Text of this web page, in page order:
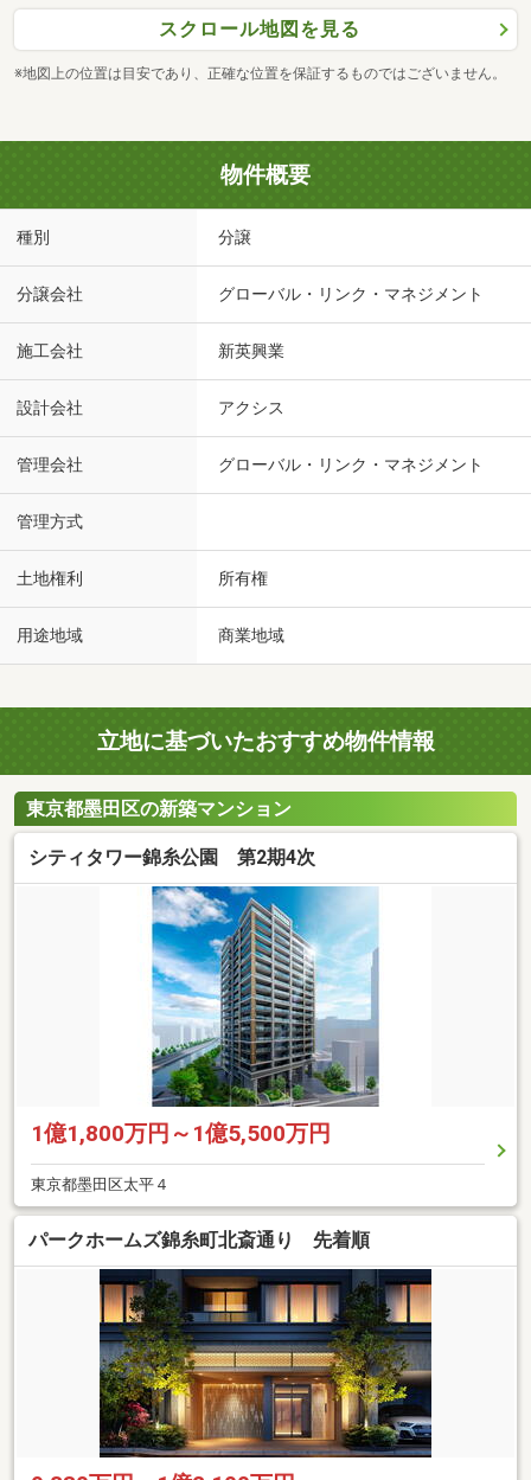
スクロール地図を見る
※地図上の位置は目安であり、正確な位置を保証するものではございません。
物件概要
種別 分譲
分譲会社 グローバル・リンク・マネジメント
施工会社 新英興業
設計会社 アクシス
管理会社 グローバル・リンク・マネジメント
管理方式
土地権利 所有権
用途地域 商業地域
立地に基づいたおすすめ物件情報
東京都墨田区の新築マンション
シティタワー錦糸公園 第2期4次
1億1,800万円～1億5,500万円
東京都墨田区太平４
パークホームズ錦糸町北斎通り 先着順